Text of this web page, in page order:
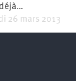
latine
26 mars 2013